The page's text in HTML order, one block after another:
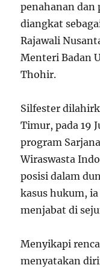
penahanan dan
diangkat
Rajawali
Menteri Badan
Thohir.
Silfester
Timur, pada 19
program
Wiraswasta
posisi dalam
kasus hukum,
menjabat di
Menyikapi
menyatakan